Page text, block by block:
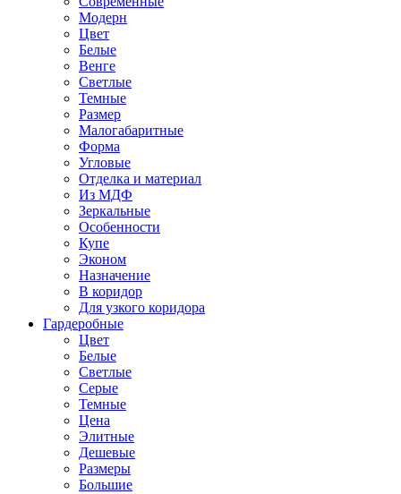
Модерн
Цвет
Белые
Венге
Светлые
Темные
Размер
Малогабаритные
Форма
Угловые
Отделка и материал
Из МДФ
Зеркальные
Особенности
Купе
Эконом
Назначение
В коридор
Для узкого коридора
Гардеробные
Цвет
Белые
Светлые
Серые
Темные
Цена
Элитные
Дешевые
Размеры
Большие